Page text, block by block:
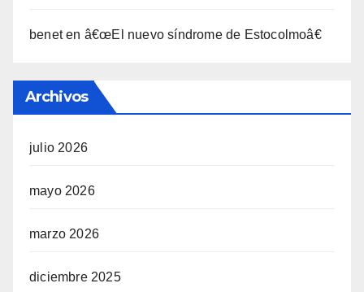
beneten â€œEl nuevo sí­ndrome de Estocolmoâ€
Archivos
julio 2026
mayo 2026
marzo 2026
diciembre 2025